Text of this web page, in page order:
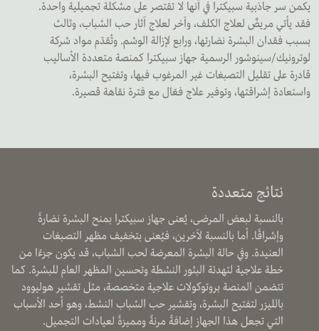
يكمن سر جاذبية سبيكترا في أنها لا تقتصر على مشكلة تجميلية واحدة.
فقد يأتي مريضٌ لعلاج الكلف، وآخر لعلاج آثار حب الشباب، وثالث
بسبب فقدان البشرة نضارتها، ورابع لإزالة الوشم. وتُقدّم مواد شركة
لوترونيك/سينوشور الرسمية جهاز سبيكترا كمنصة متعددة الأساليب
قادرة على تقليل التصبغات غير المرغوب فيها، وتفتيح البشرة،
واستعادة إشراقتها، وتوفير علاج فعّال مع فترة نقاهة قصيرة.
نتائج متعددة
بالنسبة لبعض المرضى، يُعنى جهاز سبيكترا بمنح البشرة نضارةً
وإشراقًا. أما بالنسبة لآخرين، فيُعنى بتخفيف مظهر التصبغات
العنيدة. وفي حالة البشرة المعرضة لحب الشباب، قد يكون جزءًا من
خطة علاجية لتهدئة البثور النشطة وتحسين المظهر العام للبشرة. كما
تتضمن المنصة بروتوكولات علاجية متخصصة، مثل تقشير هوليوود
بالليزر لتفتيح البشرة، وتقشير حب الشباب النشط، وهو أحد الأسباب
التي تجعل هذا الجهاز إضافةً مرنةً ومميزةً لعيادات التجميل.